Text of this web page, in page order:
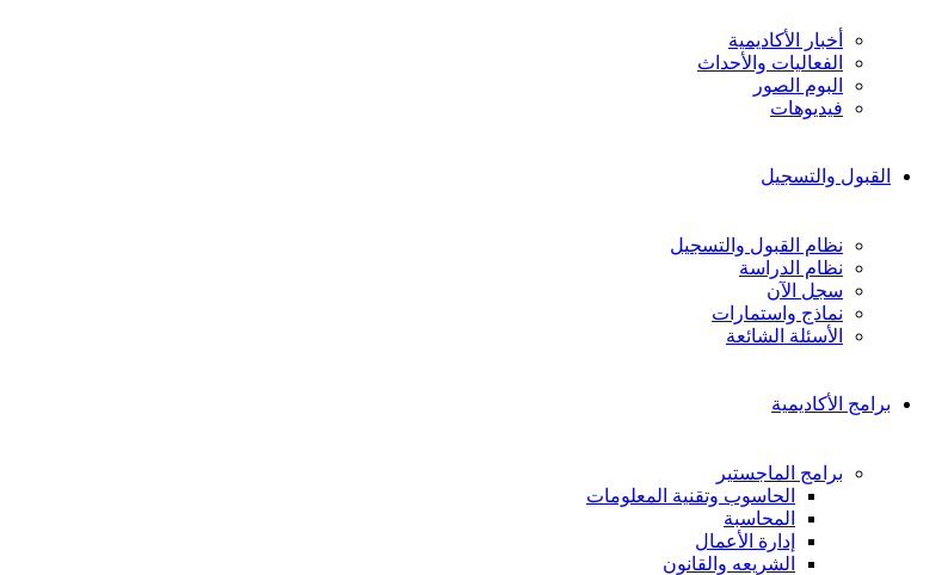
أخبار الأكاديمية
الفعاليات والأحداث
البوم الصور
فيديوهات
القبول والتسجيل
نظام القبول والتسجيل
نظام الدراسة
سجل الآن
نماذج واستمارات
الأسئلة الشائعة
برامج الأكاديمية
برامج الماجستير
الحاسوب وتقنية المعلومات
المحاسبة
إدارة الأعمال
الشريعه والقانون